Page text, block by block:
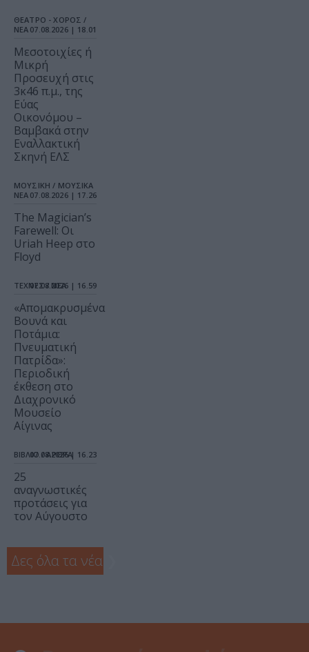
ΘΕΑΤΡΟ - ΧΟΡΟΣ /
ΝΕΑ 07.08.2026 | 18.01
Μεσοτοιχίες ή
Μικρή
Προσευχή στις
3κ46 π.μ., της
Εύας
Οικονόμου –
Βαμβακά στην
Εναλλακτική
Σκηνή ΕΛΣ
ΜΟΥΣΙΚΗ / ΜΟΥΣΙΚΑ
ΝΕΑ 07.08.2026 | 17.26
The Magician’s
Farewell: Οι
Uriah Heep στο
Floyd
ΤΕΧΝΕΣ / ΝΕΑ
07.08.2026 | 16.59
«Απομακρυσμένα
Βουνά και
Ποτάμια:
Πνευματική
Πατρίδα»:
Περιοδική
έκθεση στο
Διαχρονικό
Μουσείο
Αίγινας
ΒΙΒΛΙΟ / ΑΡΘΡΑ
07.08.2026 | 16.23
25
αναγνωστικές
προτάσεις για
τον Αύγουστο
Δες όλα τα νέα